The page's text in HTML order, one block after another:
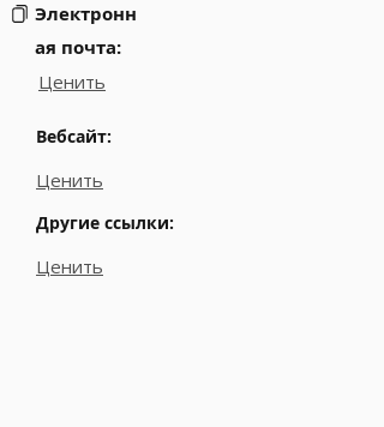
Электронн
ая почта:
Ценить
Вебсайт:
Ценить
Другие ссылки:
Ценить